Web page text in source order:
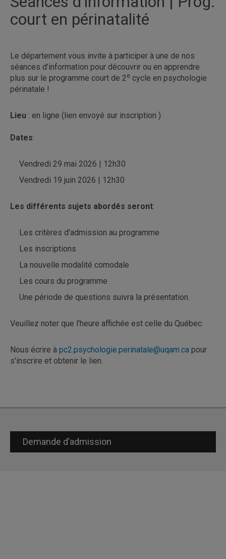
court en périnatalité
Le département vous invite à participer à une de nos
séances d’information pour découvrir ou en apprendre
plus sur le programme court de 2e cycle en psychologie
périnatale !
Lieu : en ligne (lien envoyé sur inscription )
Dates:
Vendredi 29 mai 2026 | 12h30
Vendredi 19 juin 2026 | 12h30
Les différents sujets abordés seront:
Les critères d'admission au programme
Les inscriptions
La nouvelle modalité comodale
Les cours du programme
Une période de questions suivra la présentation.
Veuillez noter que l'heure affichée est celle du Québec.
Nous écrire à pc2.psychologie.perinatale@uqam.ca pour
s'inscrire et obtenir le lien.
Demande d’admission